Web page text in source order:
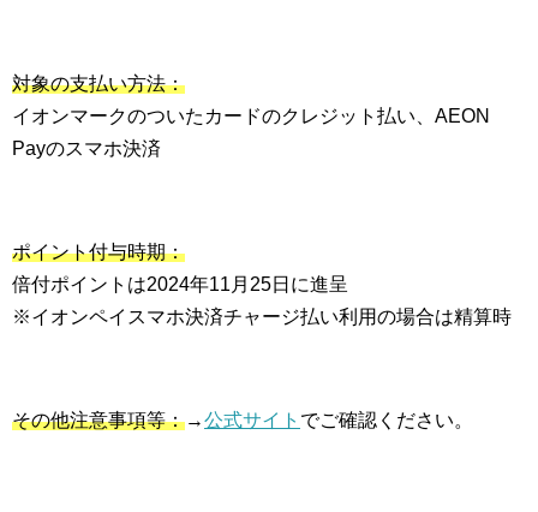
対象の支払い方法：
イオンマークのついたカードのクレジット払い、AEON
Payのスマホ決済
ポイント付与時期：
倍付ポイントは2024年11月25日に進呈
※イオンペイスマホ決済チャージ払い利用の場合は精算時
その他注意事項等：→公式サイト でご確認ください。